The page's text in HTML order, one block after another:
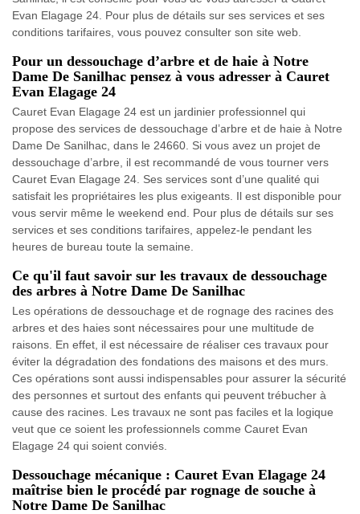
Evan Elagage 24. Pour plus de détails sur ses services et ses
conditions tarifaires, vous pouvez consulter son site web.
Pour un dessouchage d’arbre et de haie à Notre
Dame De Sanilhac pensez à vous adresser à Cauret
Evan Elagage 24
Cauret Evan Elagage 24 est un jardinier professionnel qui
propose des services de dessouchage d’arbre et de haie à Notre
Dame De Sanilhac, dans le 24660. Si vous avez un projet de
dessouchage d’arbre, il est recommandé de vous tourner vers
Cauret Evan Elagage 24. Ses services sont d’une qualité qui
satisfait les propriétaires les plus exigeants. Il est disponible pour
vous servir même le weekend end. Pour plus de détails sur ses
services et ses conditions tarifaires, appelez-le pendant les
heures de bureau toute la semaine.
Ce qu'il faut savoir sur les travaux de dessouchage
des arbres à Notre Dame De Sanilhac
Les opérations de dessouchage et de rognage des racines des
arbres et des haies sont nécessaires pour une multitude de
raisons. En effet, il est nécessaire de réaliser ces travaux pour
éviter la dégradation des fondations des maisons et des murs.
Ces opérations sont aussi indispensables pour assurer la sécurité
des personnes et surtout des enfants qui peuvent trébucher à
cause des racines. Les travaux ne sont pas faciles et la logique
veut que ce soient les professionnels comme Cauret Evan
Elagage 24 qui soient conviés.
Dessouchage mécanique : Cauret Evan Elagage 24
maîtrise bien le procédé par rognage de souche à
Notre Dame De Sanilhac